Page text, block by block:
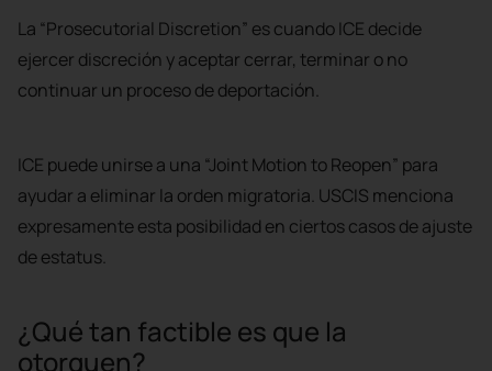
La “Prosecutorial Discretion” es cuando ICE decide
ejercer discreción y aceptar cerrar, terminar o no
continuar un proceso de deportación.
ICE puede unirse a una “Joint Motion to Reopen” para
ayudar a eliminar la orden migratoria. USCIS menciona
expresamente esta posibilidad en ciertos casos de ajuste
de estatus.
¿Qué tan factible es que la
otorguen?